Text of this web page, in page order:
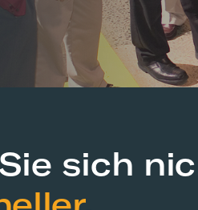
sich